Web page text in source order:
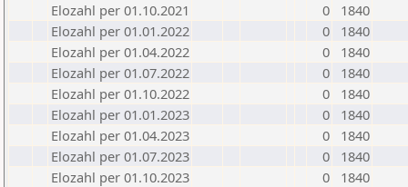
Elozahl per 01.10.2021
0
1840
Elozahl per 01.01.2022
0
1840
Elozahl per 01.04.2022
0
1840
Elozahl per 01.07.2022
0
1840
Elozahl per 01.10.2022
0
1840
Elozahl per 01.01.2023
0
1840
Elozahl per 01.04.2023
0
1840
Elozahl per 01.07.2023
0
1840
Elozahl per 01.10.2023
0
1840